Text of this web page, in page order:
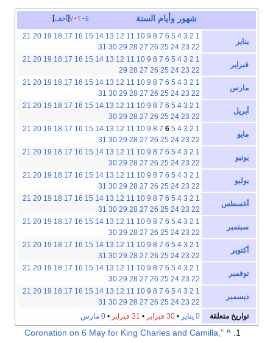
أخف v t e شهور وأيام السنة
يناير
1
2
3
4
5
6
7
8
9
10
11
12
13
14
15
16
17
18
19
20
21
22
23
24
25
26
27
28
29
30
31
فبراير
1
2
3
4
5
6
7
8
9
10
11
12
13
14
15
16
17
18
19
20
21
22
23
24
25
26
27
28
29
مارس
1
2
3
4
5
6
7
8
9
10
11
12
13
14
15
16
17
18
19
20
21
22
23
24
25
26
27
28
29
30
31
أبريل
1
2
3
4
5
6
7
8
9
10
11
12
13
14
15
16
17
18
19
20
21
22
23
24
25
26
27
28
29
30
مايو
1
2
3
4
5
6
7
8
9
10
11
12
13
14
15
16
17
18
19
20
21
22
23
24
25
26
27
28
29
30
31
يونيو
1
2
3
4
5
6
7
8
9
10
11
12
13
14
15
16
17
18
19
20
21
22
23
24
25
26
27
28
29
30
يوليو
1
2
3
4
5
6
7
8
9
10
11
12
13
14
15
16
17
18
19
20
21
22
23
24
25
26
27
28
29
30
31
أغسطس
1
2
3
4
5
6
7
8
9
10
11
12
13
14
15
16
17
18
19
20
21
22
23
24
25
26
27
28
29
30
31
سبتمبر
1
2
3
4
5
6
7
8
9
10
11
12
13
14
15
16
17
18
19
20
21
22
23
24
25
26
27
28
29
30
أكتوبر
1
2
3
4
5
6
7
8
9
10
11
12
13
14
15
16
17
18
19
20
21
22
23
24
25
26
27
28
29
30
31
نوفمبر
1
2
3
4
5
6
7
8
9
10
11
12
13
14
15
16
17
18
19
20
21
22
23
24
25
26
27
28
29
30
ديسمبر
1
2
3
4
5
6
7
8
9
10
11
12
13
14
15
16
17
18
19
20
21
22
23
24
25
26
27
28
29
30
31
تواريخ متعلقة
0 يناير •30 فبراير • 31 فبراير •0 مارس
^
"Coronation on 6 May for King Charles and Camilla,